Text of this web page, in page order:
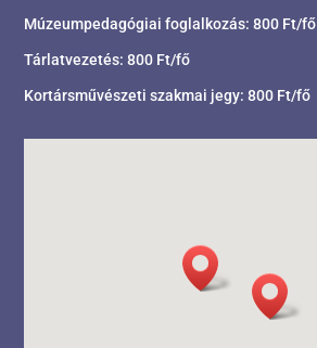
Múzeumpedagógiai foglalkozás: 800 Ft/fő
Tárlatvezetés: 800 Ft/fő
Kortársművészeti szakmai jegy: 800 Ft/fő